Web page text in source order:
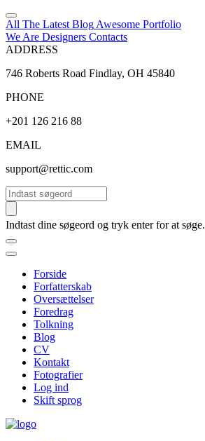
All The Latest Blog Awesome Portfolio
We Are Designers Contacts
ADDRESS
746 Roberts Road Findlay, OH 45840
PHONE
+201 126 216 88
EMAIL
support@rettic.com
Søg
Indtast dine søgeord og tryk enter for at søge.
Forside
Forfatterskab
Oversættelser
Foredrag
Tolkning
Blog
CV
Kontakt
Fotografier
Log ind
Skift sprog